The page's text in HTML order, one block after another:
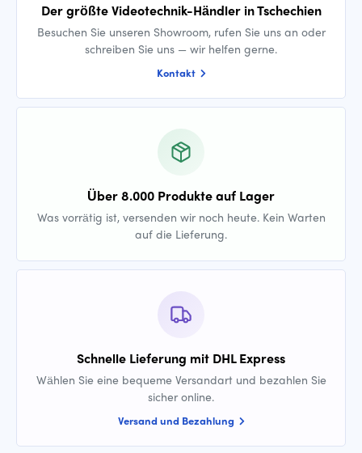
Der größte Videotechnik-Händler in Tschechien
Besuchen Sie unseren Showroom, rufen Sie uns an oder
schreiben Sie uns — wir helfen gerne.
Kontakt
Über 8.000 Produkte auf Lager
Was vorrätig ist, versenden wir noch heute. Kein Warten
auf die Lieferung.
Schnelle Lieferung mit DHL Express
Wählen Sie eine bequeme Versandart und bezahlen Sie
sicher online.
Versand und Bezahlung